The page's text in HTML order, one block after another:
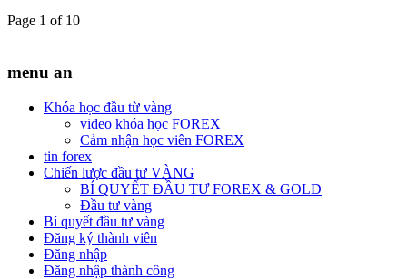
Page 1 of 10
menu an
Khóa học đầu từ vàng
video khóa học FOREX
Cảm nhận học viên FOREX
tin forex
Chiến lược đầu tư VÀNG
BÍ QUYẾT ĐẦU TƯ FOREX & GOLD
Đầu tư vàng
Bí quyết đầu tư vàng
Đăng ký thành viên
Đăng nhập
Đăng nhập thành công